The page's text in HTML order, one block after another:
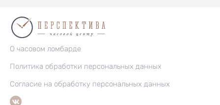
О часовом ломбарде
Политика обработки персональных данных
Согласие на обработку персональных данных